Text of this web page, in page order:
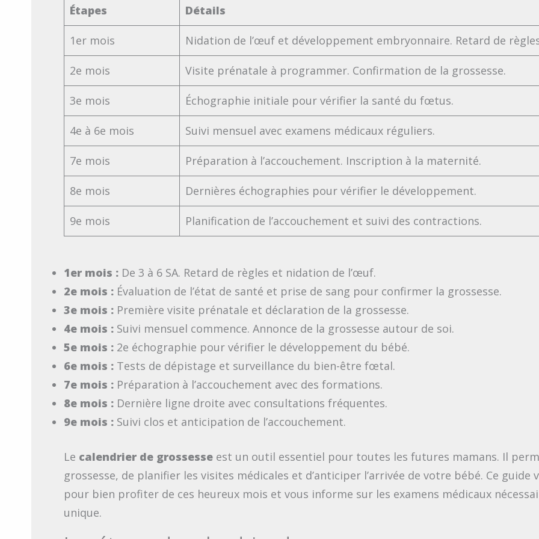
Étapes Détails
1er mois Nidation de l’œuf et développement embryonnaire. Retard de
2e mois Visite prénatale à programmer. Confirmation de la grossesse.
3e mois Échographie initiale pour vérifier la santé du fœtus.
4e à 6e mois Suivi mensuel avec examens médicaux réguliers.
7e mois Préparation à l’accouchement. Inscription à la maternité.
8e mois Dernières échographies pour vérifier le développement.
9e mois Planification de l’accouchement et suivi des contractions.
1er mois : De 3 à 6 SA. Retard de règles et nidation de l’œuf.
2e mois : Évaluation de l’état de santé et prise de sang pour confirmer la grossesse.
3e mois : Première visite prénatale et déclaration de la grossesse.
4e mois : Suivi mensuel commence. Annonce de la grossesse autour de soi.
5e mois : 2e échographie pour vérifier le développement du bébé.
6e mois : Tests de dépistage et surveillance du bien-être fœtal.
7e mois : Préparation à l’accouchement avec des formations.
8e mois : Dernière ligne droite avec consultations fréquentes.
9e mois : Suivi clos et anticipation de l’accouchement.
Le calendrier de grossesse est un outil essentiel pour toutes les futures mamans. Il
grossesse, de planifier les visites médicales et d’anticiper l’arrivée de votre bébé. Ce
pour bien profiter de ces heureux mois et vous informe sur les examens médicaux
unique.